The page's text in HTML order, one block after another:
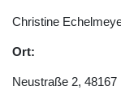
Christine
Ort:
Neustraße 2,